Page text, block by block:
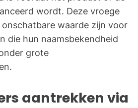
wordt. Deze vroege
waarde zijn voor
die hun naamsbekendheid
grote
aantrekken via